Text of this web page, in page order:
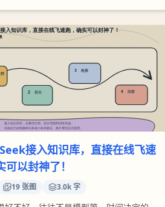
接入知识库，直接在线飞速
可以封神了！
19 张图 3.0k 字